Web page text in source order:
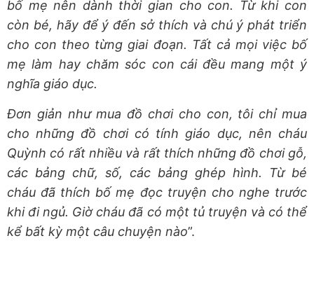
bố mẹ nên dành thời gian cho con. Từ khi con
còn bé, hãy để ý đến sở thích và chú ý phát triển
cho con theo từng giai đoạn. Tất cả mọi việc bố
mẹ làm hay chăm sóc con cái đều mang một ý
nghĩa giáo dục.
Đơn giản như mua đồ chơi cho con, tôi chỉ mua
cho những đồ chơi có tính giáo dục, nên cháu
Quỳnh có rất nhiều và rất thích những đồ chơi gỗ,
các bảng chữ, số, các bảng ghép hình. Từ bé
cháu đã thích bố mẹ đọc truyện cho nghe trước
khi đi ngủ. Giờ cháu đã có một tủ truyện và có thể
kể bất kỳ một câu chuyện nào”.